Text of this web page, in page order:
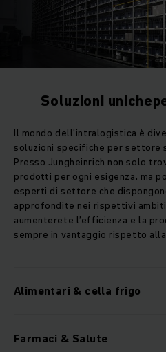
Soluzioni
Il mondo dell’intralogistica è
soluzioni specifiche per settore
Presso Jungheinrich non solo
prodotti per ogni esigenza, ma
esperti di settore che
approfondite nei rispettivi
aumenterete l’efficienza e la
sempre in vantaggio rispetto
Alimentari & cella frigo
Farmaci & Salute